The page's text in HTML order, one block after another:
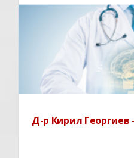
Д-р Кирил Георгиев